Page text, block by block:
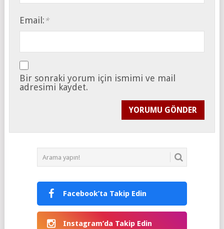
Email: *
Bir sonraki yorum için ismimi ve mail
adresimi kaydet.
Facebook’ta Takip Edin
Instagram’da Takip Edin